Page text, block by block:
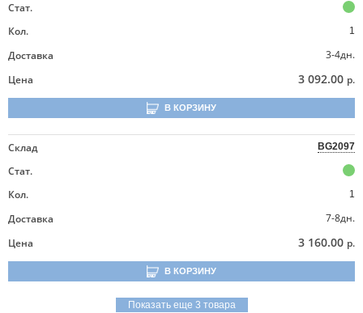
Стат.
Кол.
1
Доставка
3-4дн.
Цена
3 092.00 р.
В КОРЗИНУ
Склад BG2097
Стат.
Кол.
1
Доставка
7-8дн.
Цена
3 160.00 р.
В КОРЗИНУ
Показать еще 3 товара